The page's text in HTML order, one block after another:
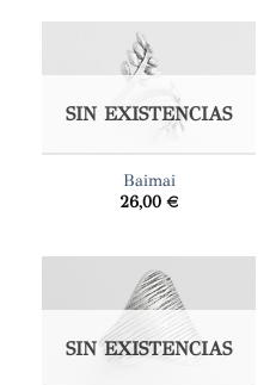
SIN EXISTENCIAS
Baimai
26,00 €
SIN EXISTENCIAS